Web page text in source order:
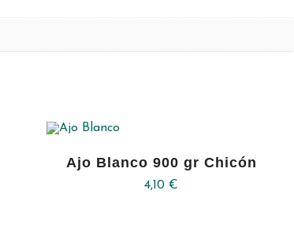
Ajo Blanco 900 gr Chicón
4,10€